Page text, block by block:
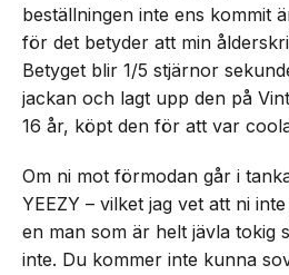
beställningen inte ens kommit
för det betyder att min
Betyget blir 1/5 stjärnor
jackan och lagt upp den på
16 år, köpt den för att var
Om ni mot förmodan går i
YEEZY – vilket jag vet att ni
en man som är helt jävla tokig
inte. Du kommer inte kunna